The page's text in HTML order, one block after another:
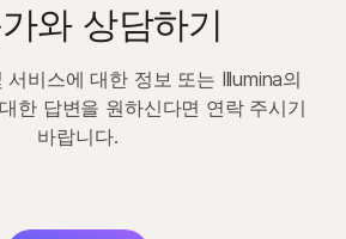
와 상담하기
서비스에 대한 정보 또는 Illumina의
한 답변을 원하신다면 연락 주시기
바랍니다.